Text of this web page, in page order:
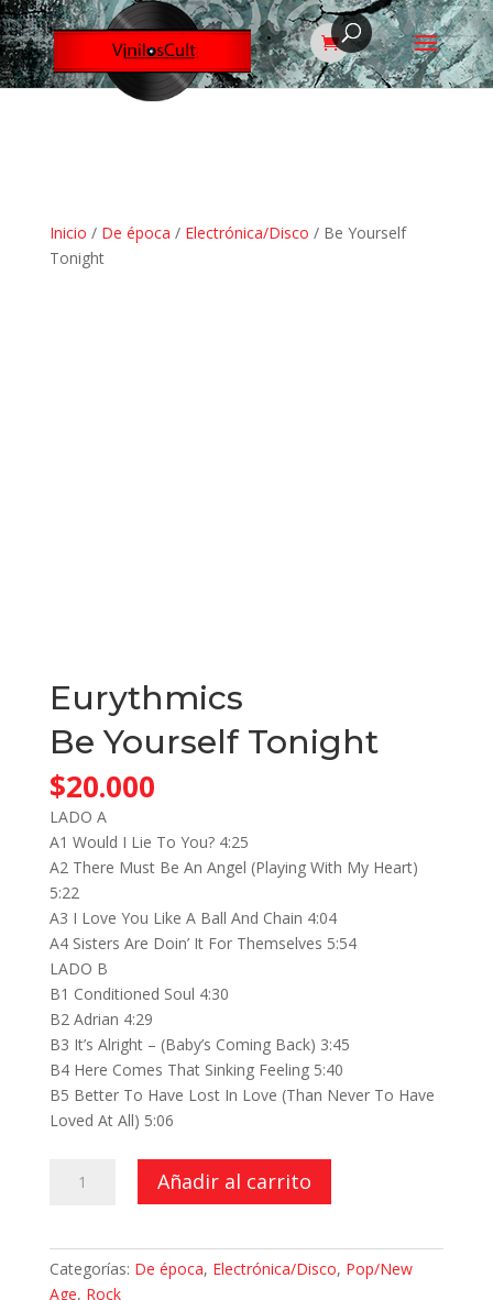
Inicio / De época / Electrónica/Disco / Be Yourself
Tonight
Eurythmics
Be Yourself Tonight
$20.000
LADO A
A1 Would I Lie To You? 4:25
A2 There Must Be An Angel (Playing With My Heart)
5:22
A3 I Love You Like A Ball And Chain 4:04
A4 Sisters Are Doin’ It For Themselves 5:54
LADO B
B1 Conditioned Soul 4:30
B2 Adrian 4:29
B3 It’s Alright – (Baby’s Coming Back) 3:45
B4 Here Comes That Sinking Feeling 5:40
B5 Better To Have Lost In Love (Than Never To Have
Loved At All) 5:06
cantidad
Añadir al carrito
Categorías: De época, Electrónica/Disco, Pop/New
Age, Rock